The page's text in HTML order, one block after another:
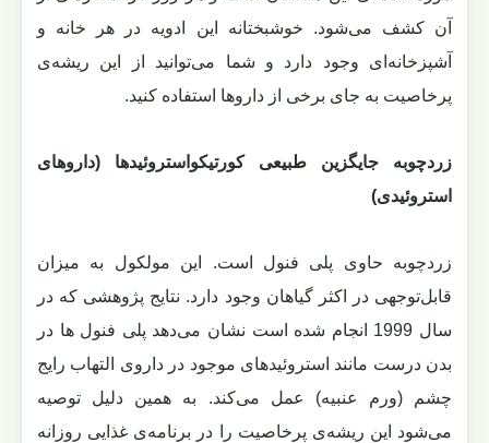
آن کشف می‌شود. خوشبختانه این ادویه در هر خانه و
آشپزخانه‌ای وجود دارد و شما می‌توانید از این ریشه‌ی
پرخاصیت به جای برخی از داروها استفاده کنید.
زردچوبه جایگزین طبیعی کورتیکواستروئیدها (داروهای
استروئیدی)
زردچوبه حاوی پلی فنول است. این مولکول به میزان
قابل‌توجهی در اکثر گیاهان وجود دارد. نتایج پژوهشی که در
سال 1999 انجام شده است نشان می‌دهد پلی فنول ها در
بدن درست مانند استروئیدهای موجود در داروی التهاب رایج
چشم (ورم عنبیه) عمل می‌کند. به همین دلیل توصیه
می‌شود این ریشه‌ی پرخاصیت را در برنامه‌ی غذایی روزانه